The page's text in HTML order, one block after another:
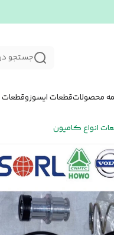
جستجو
محصولاتقطعات ایسوزوقطعات
انواع کامیون